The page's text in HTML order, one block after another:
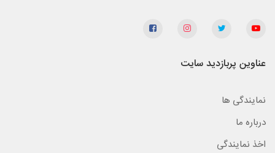
عناوین پربازدید سایت
نمایندگی ها
درباره ما
اخذ نمایندگی